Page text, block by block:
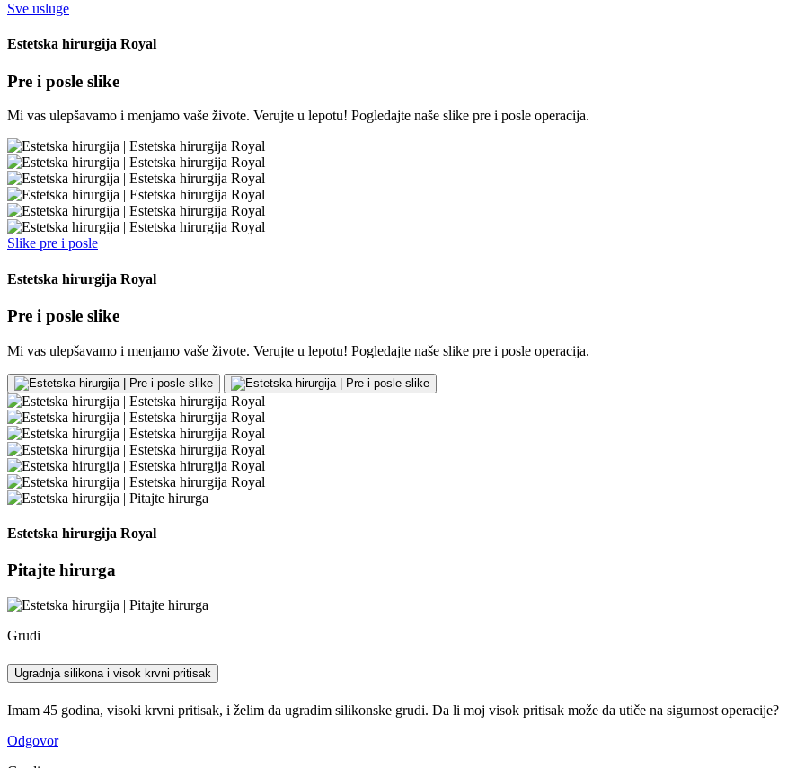
Sve usluge
Estetska hirurgija Royal
Pre i posle slike
Mi vas ulepšavamo i menjamo vaše živote. Verujte u lepotu! Pogledajte naše slike pre i posle operacija.
Slike pre i posle
Estetska hirurgija Royal
Pre i posle slike
Mi vas ulepšavamo i menjamo vaše živote. Verujte u lepotu! Pogledajte naše slike pre i posle operacija.
Estetska hirurgija Royal
Pitajte hirurga
Grudi
Ugradnja silikona i visok krvni pritisak
Imam 45 godina, visoki krvni pritisak, i želim da ugradim silikonske grudi. Da li moj visok pritisak može da utiče na sigurnost operacije?
Odgovor